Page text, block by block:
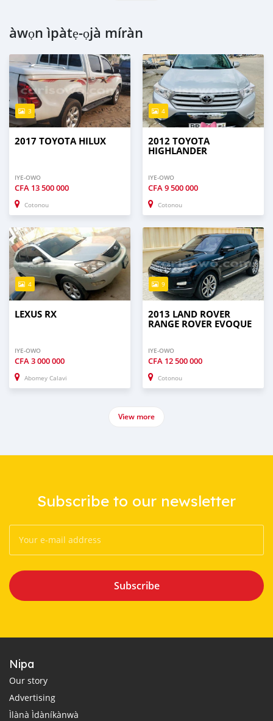
àwọn ìpàtẹ-ọjà míràn
3
2017 TOYOTA HILUX
IYE-OWO
CFA 13 500 000
Cotonou
4
2012 TOYOTA
HIGHLANDER
IYE-OWO
CFA9 500 000
Cotonou
4
LEXUS RX
IYE-OWO
CFA3 000 000
Abomey Calavi
9
2013 LAND ROVER
RANGE ROVER EVOQUE
IYE-OWO
CFA 12 500 000
Cotonou
View more
Subscribe to our newsletter
Subscribe
Nipa
Our story
Advertising
Ìlànà Ìdàníkànwà